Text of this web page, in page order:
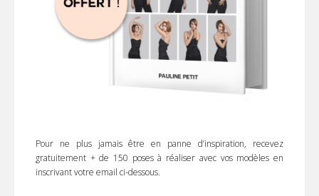
Pour ne plus jamais être en panne d’inspiration, recevez
gratuitement + de 150 poses à réaliser avec vos modèles en
inscrivant votre email ci-dessous.